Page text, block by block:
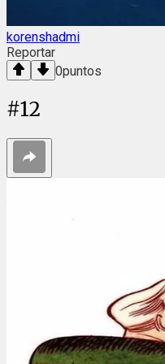
korenshadmi
Reportar
0puntos
#12